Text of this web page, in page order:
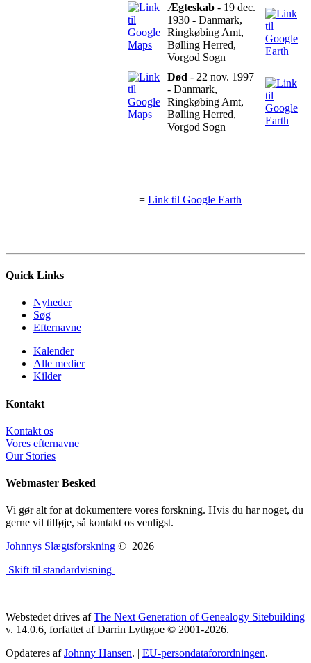
Ægteskab - 19 dec.
1930 - Danmark,
Ringkøbing Amt,
Bølling Herred,
Vorgod Sogn
Død - 22 nov. 1997
- Danmark,
Ringkøbing Amt,
Bølling Herred,
Vorgod Sogn
= Link til Google Earth
Quick Links
Nyheder
Søg
Efternavne
Kalender
Alle medier
Kilder
Kontakt
Kontakt os
Vores efternavne
Our Stories
Webmaster Besked
Vi gør alt for at dokumentere vores forskning. Hvis du har noget, du
gerne vil tilføje, så kontakt os venligst.
Johnnys Slægtsforskning © 2026
Skift til standardvisning
Webstedet drives afThe Next Generation of Genealogy Sitebuilding
v. 14.0.6, forfattet af Darrin Lythgoe © 2001-2026.
Opdateres afJohnny Hansen. | EU-persondataforordningen.